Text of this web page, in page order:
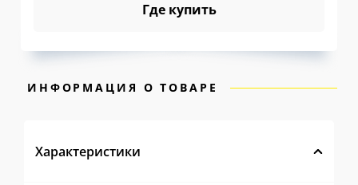
Где купить
ИНФОРМАЦИЯ О ТОВАРЕ
Характеристики